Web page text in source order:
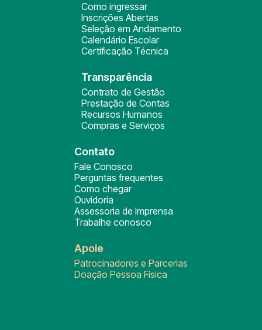
Como ingressar
Inscrições Abertas
Seleção em Andamento
Calendário Escolar
Certificação Técnica
Transparência
Contrato de Gestão
Prestação de Contas
Recursos Humanos
Compras e Serviços
Contato
Fale Conosco
Perguntas frequentes
Como chegar
Ouvidoria
Assessoria de Imprensa
Trabalhe conosco
Apoie
Patrocinadores e Parcerias
Doação Pessoa Física